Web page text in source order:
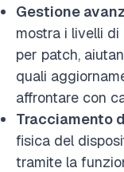
Gestione
mostra i livelli
per patch,
quali
affrontare con
Tracciamento
fisica del
tramite la